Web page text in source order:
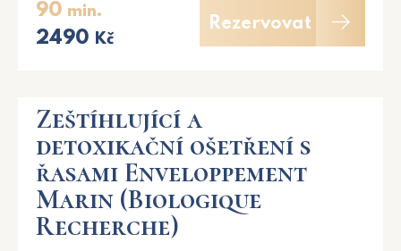
90 min.
2490 Kč
Rezervovat
Zeštíhlující a
detoxikační ošetření s
řasami Enveloppement
Marin (Biologique
Recherche)